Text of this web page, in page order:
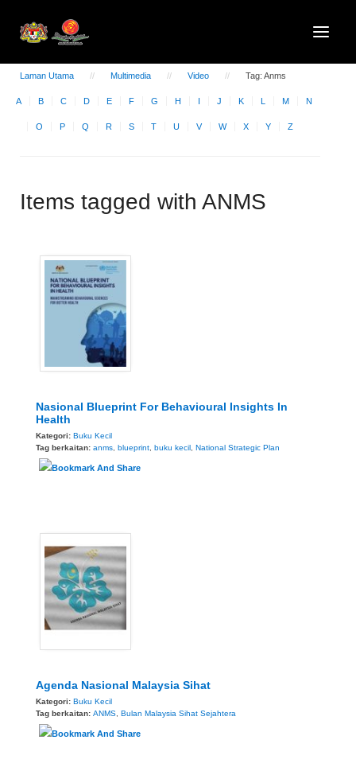
Laman Utama Multimedia Video Tag: Anms
A B C D E F G H I J K L M N
O P Q R S T U V W X Y Z
Items tagged with ANMS
Nasional Blueprint For Behavioural Insights In
Health
Kategori: Buku Kecil
Tag berkaitan: anms, blueprint, buku kecil, National Strategic Plan
Agenda Nasional Malaysia Sihat
Kategori: Buku Kecil
Tag berkaitan: ANMS Bulan Malaysia Sihat Sejahtera